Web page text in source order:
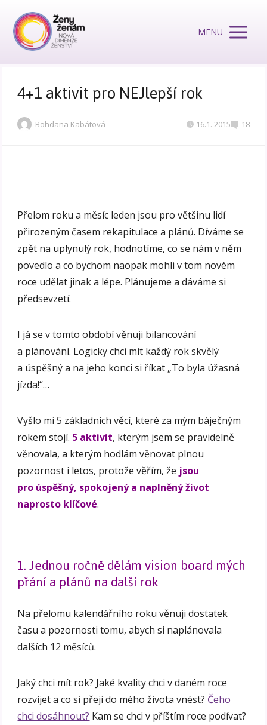
MENU
4+1 aktivit pro NEJlepší rok
Bohdana Kabátová 16.1. 2015 18
Přelom roku a měsíc leden jsou pro většinu lidí
přirozeným časem rekapitulace a plánů. Díváme se
zpět na uplynulý rok, hodnotíme, co se nám v něm
povedlo a co bychom naopak mohli v tom novém
roce udělat jinak a lépe. Plánujeme a dáváme si
předsevzetí.
I já se v tomto období věnuji bilancování
a plánování. Logicky chci mít každý rok skvělý
a úspěšný a na jeho konci si říkat „To byla úžasná
jízda!“…
Vyšlo mi 5 základních věcí, které za mým báječným
rokem stojí. 5 aktivit, kterým jsem se pravidelně
věnovala, a kterým hodlám věnovat plnou
pozornost i letos, protože věřím, že jsou
pro úspěšný, spokojený a naplněný život
naprosto klíčové.
1. Jednou ročně dělám vision board mých
přání a plánů na další rok
Na přelomu kalendářního roku věnuji dostatek
času a pozornosti tomu, abych si naplánovala
dalších 12 měsíců.
Jaký chci mít rok? Jaké kvality chci v daném roce
rozvíjet a co si přeji do mého života vnést? Čeho
chci dosáhnout? Kam se chci v příštím roce podívat?